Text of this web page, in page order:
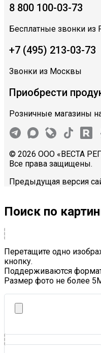
8 800 100-03-73
Бесплатные звонки из
+7 (495) 213-03-73
Звонки из Москвы
Приобрести
Розничные магазины
© 2026 ООО «ВЕСТА
Все права защищены.
Предыдущая версия
Поиск по
Перетащите одно
кнопку.
Поддерживаются
Размер фото не более